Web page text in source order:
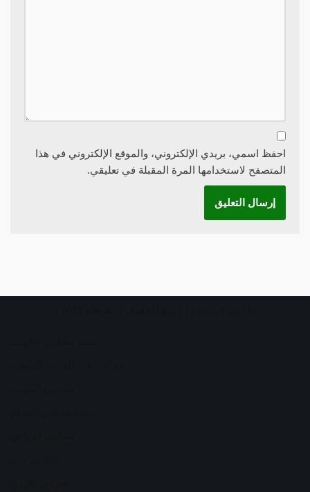
احفظ اسمي، بريدي الإلكتروني، والموقع الإلكتروني في هذا
المتصفح لاستخدامها المرة المقبلة في تعليقي.